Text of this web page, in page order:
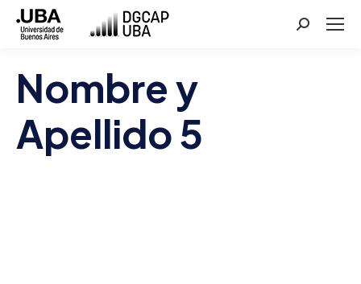
Buscar:
Nombre y
Apellido 5